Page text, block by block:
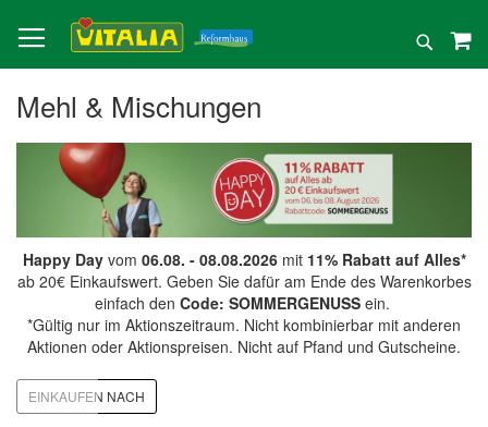
zum
Inhalt
Suche
Mehl & Mischungen
Happy Dayvom 06.08. - 08.08.2026mit 11% Rabatt auf Alles*
ab 20€ Einkaufswert. Geben Sie dafür am Ende des Warenkorbes
einfach den Code: SOMMERGENUSSein.
*Gültig nur im Aktionszeitraum. Nicht kombinierbar mit anderen
Aktionen oder Aktionspreisen. Nicht auf Pfand und Gutscheine.
EINKAUFEN NACH